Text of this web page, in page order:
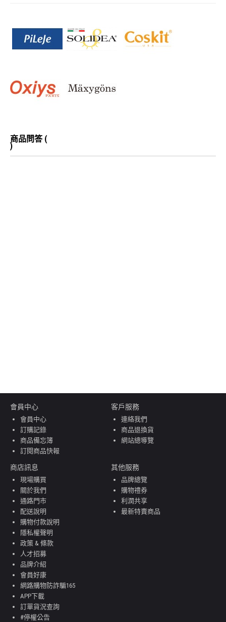
商品問答 (
)
會員中心
會員中心
訂購記錄
商品備忘簿
訂閱商品快報
客戶服務
連絡我們
商品退換貨
網站總導覽
商店訊息
現場購買
關於我們
通路門市
配送說明
購物付款說明
隱私權聲明
政策 & 條款
人才招募
品牌介紹
會員好康
網路購物防詐騙165
APP下載
訂單貨況查詢
#停權公告
其他服務
品牌總覽
購物禮券
利潤共享
最新特賣商品